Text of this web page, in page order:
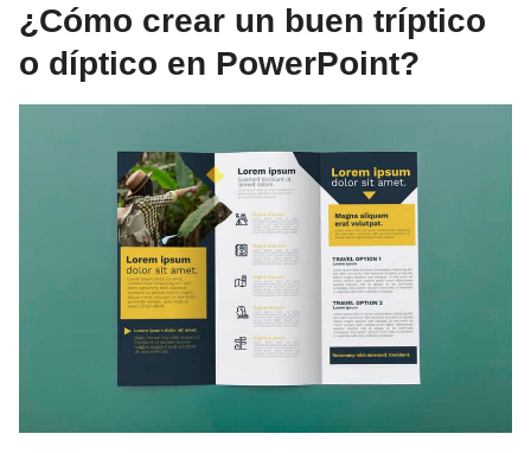
¿Cómo crear un buen tríptico
o díptico en PowerPoint?